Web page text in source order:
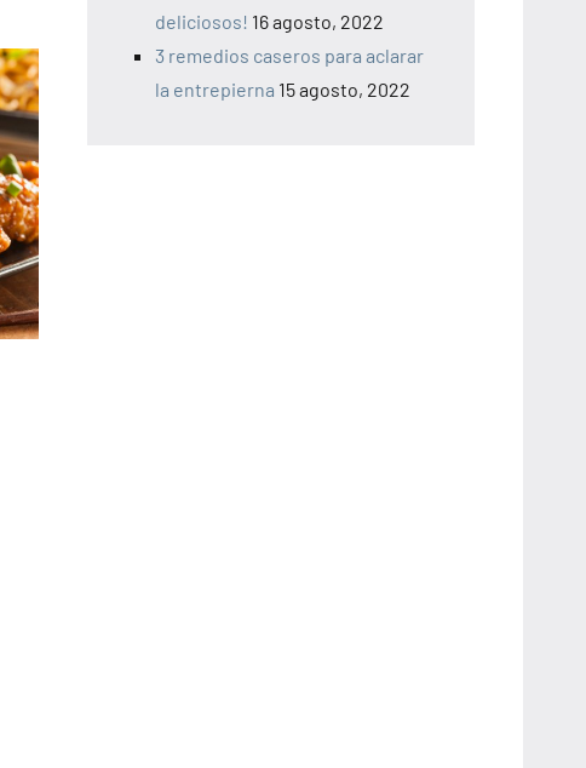
deliciosos! 16 agosto, 2022
3 remedios caseros para aclarar
la entrepierna 15 agosto, 2022